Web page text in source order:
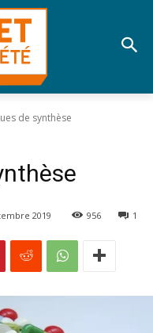
de synthèse
2019 1
956